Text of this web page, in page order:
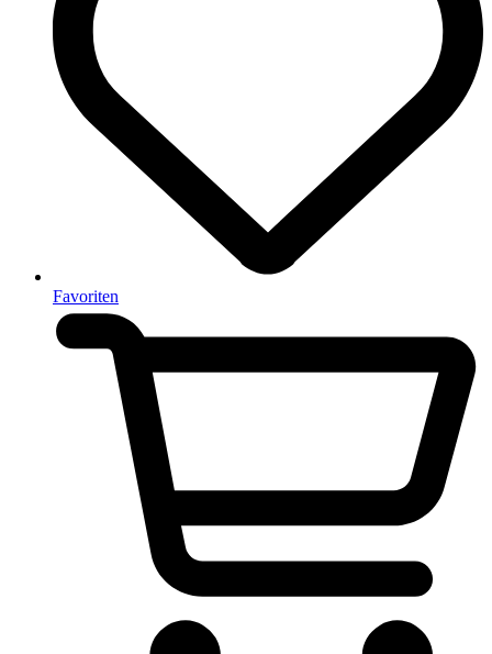
Favoriten